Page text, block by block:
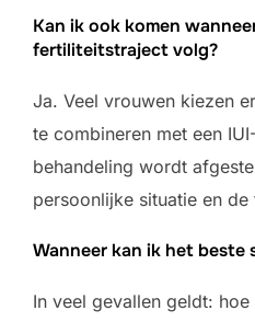
Kan ik ook komen
fertiliteitstraject volg?
Ja. Veel vrouwen kiezen
te combineren met een
behandeling wordt
persoonlijke situatie en
Wanneer kan ik het beste
In veel gevallen geldt: